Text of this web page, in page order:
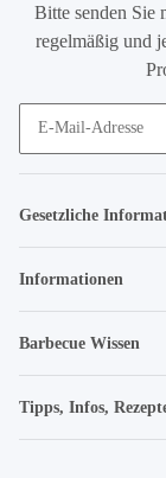
Bitte senden Sie
regelmäßig und
Gesetzliche
Informationen
Barbecue Wissen
Tipps, Infos,